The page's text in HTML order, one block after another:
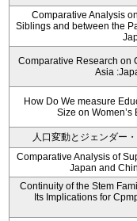
Comparative Analysis
Siblings and between the
Comparative Research on
Asia
How Do We measure
Size on
人口変動とジェンダー
Comparative Analysis of
Japan and
Continuity of the Stem
Its Implications for